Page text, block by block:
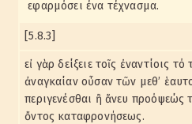
εφαρμόσει ένα τέχνασμα.
[5.8.3]
εἰ γὰρ δείξειε τοῖς ἐναντίοις
ἀναγκαίαν οὖσαν τῶν μεθ’
περιγενέσθαι ἢ ἄνευ προόψεώς
ὄντος καταφρονήσεως.